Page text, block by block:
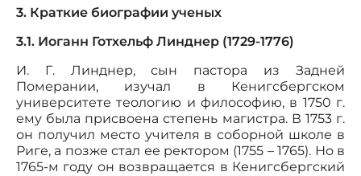
3. Краткие биографии ученых
3.1. Иоганн Готхельф Линднер (1729-1776)
И. Г. Линднер, сын пастора из Задней
Померании, изучал в Кенигсбергском
университете теологию и философию, в 1750 г.
ему была присвоена степень магистра. В 1753 г.
он получил место учителя в соборной школе в
Риге, а позже стал ее ректором (1755 – 1765). Но в
1765-м году он возвращается в Кенигсбергский